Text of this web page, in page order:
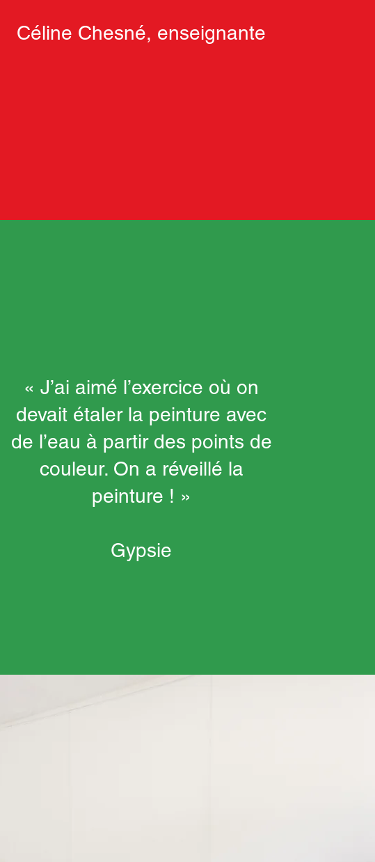
Céline Chesné, enseignante
« J’ai aimé l’exercice où on
devait étaler la peinture avec
de l’eau à partir des points de
couleur. On a réveillé la
peinture ! »
Gypsie